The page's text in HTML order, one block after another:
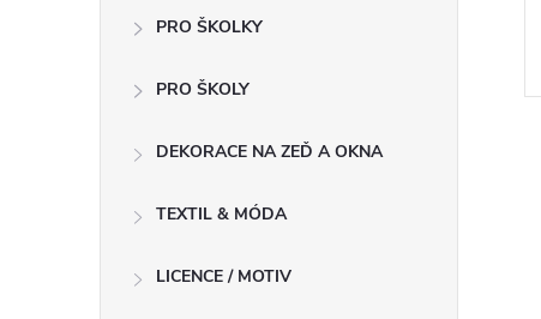
PRO ŠKOLKY
PRO ŠKOLY
DEKORACE NA ZEĎ A OKNA
TEXTIL & MÓDA
LICENCE / MOTIV
2900191
SKLADEM
expedujeme do 3